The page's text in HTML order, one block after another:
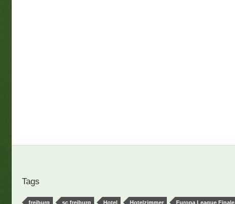
Tags
freiburg sc freiburg Hotel Hotelzimmer Europa League Finale